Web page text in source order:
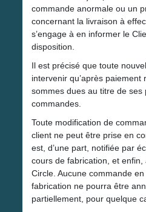
commande anormale ou un
concernant la livraison à
s’engage à en informer le
disposition.
Il est précisé que toute
intervenir qu’après
sommes dues au titre de ses
commandes.
Toute modification de
client ne peut être prise en
est, d’une part, notifiée par
cours de fabrication, et
Circle. Aucune commande
fabrication ne pourra être
partiellement, pour quelque